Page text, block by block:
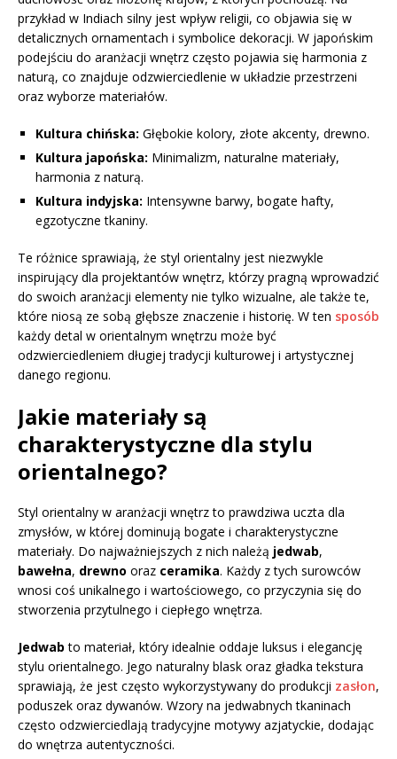
przykład w Indiach silny jest wpływ religii, co objawia się w
detalicznych ornamentach i symbolice dekoracji. W japońskim
podejściu do aranżacji wnętrz często pojawia się harmonia z
naturą, co znajduje odzwierciedlenie w układzie przestrzeni
oraz wyborze materiałów.
Kultura chińska: Głębokie kolory, złote akcenty, drewno.
Kultura japońska: Minimalizm, naturalne materiały,
harmonia z naturą.
Kultura indyjska: Intensywne barwy, bogate hafty,
egzotyczne tkaniny.
Te różnice sprawiają, że styl orientalny jest niezwykle
inspirujący dla projektantów wnętrz, którzy pragną wprowadzić
do swoich aranżacji elementy nie tylko wizualne, ale także te,
które niosą ze sobą głębsze znaczenie i historię. W ten sposób
każdy detal w orientalnym wnętrzu może być
odzwierciedleniem długiej tradycji kulturowej i artystycznej
danego regionu.
Jakie materiały są
charakterystyczne dla stylu
orientalnego?
Styl orientalny w aranżacji wnętrz to prawdziwa uczta dla
zmysłów, w której dominują bogate i charakterystyczne
materiały. Do najważniejszych z nich należą jedwab,
bawełna, drewno oraz ceramika. Każdy z tych surowców
wnosi coś unikalnego i wartościowego, co przyczynia się do
stworzenia przytulnego i ciepłego wnętrza.
Jedwab to materiał, który idealnie oddaje luksus i elegancję
stylu orientalnego. Jego naturalny blask oraz gładka tekstura
sprawiają, że jest często wykorzystywany do produkcji zasłon,
poduszek oraz dywanów. Wzory na jedwabnych tkaninach
często odzwierciedlają tradycyjne motywy azjatyckie, dodając
do wnętrza autentyczności.